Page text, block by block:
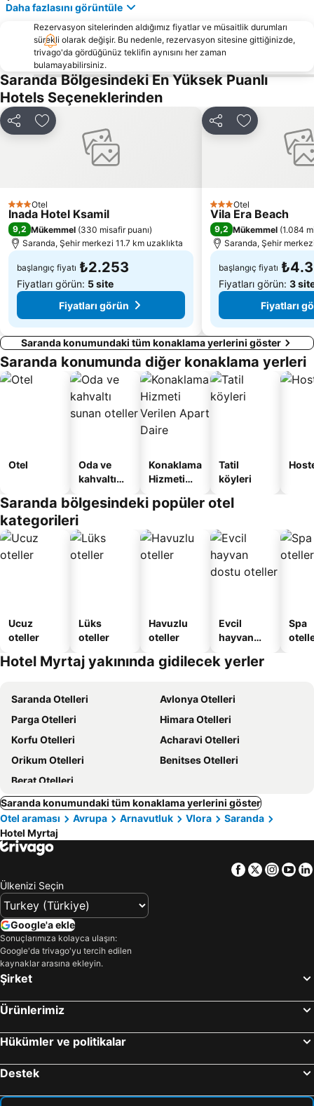
Igoumenitsa
Butrint
Acharavi
Nisaki
Kalaja e Borshit
Kommeno
Sidari
Saint Michael & Saint George Palace
Ionian Academy
Achillion
Traditional Settlement of Kastellani Mesis
Daha fazlasını görüntüle
Rezervasyon sitelerinden aldığımız fiyatlar ve müsaitlik durumları
sürekli olarak değişir. Bu nedenle, rezervasyon sitesine gittiğinizde,
trivago'da gördüğünüz teklifin aynısını her zaman
bulamayabilirsiniz.
Saranda Bölgesindeki En Yüksek Puanlı
Hotels Seçeneklerinden
Paylaş Favorilerime ekle
3 Yıldız
Otel
Inada Hotel Ksamil
9,2 Mükemmel (330 misafir puanı)
Saranda, Şehir merkezi 11.7 km uzaklıkta
başlangıç fiyatı ₺2.253
Fiyatları görün: 5 site
Fiyatları görün
Paylaş Favorilerime
3 Yıldız
Otel
Vila Era Beach
9,2 Mükemmel (1.084
Saranda, Şehir
başlangıç fiyatı
Fiyatları görün: 3
Fiyatları
Saranda konumundaki tüm konaklama yerlerini göster
Saranda konumunda diğer konaklama yerleri
Otel
Oda ve
kahvaltı
oteller
Konaklama
Hizmeti
Apart
Tatil
köyleri
Saranda bölgesindeki popüler otel
kategorileri
Ucuz
oteller
Lüks
oteller
Havuzlu
oteller
Evcil
hayvan
oteller
Spa
Hotel Myrtaj yakınında gidilecek yerler
Saranda Otelleri
Avlonya Otelleri
Parga Otelleri
Himara Otelleri
Korfu Otelleri
Acharavi Otelleri
Orikum Otelleri
Benitses Otelleri
Berat Otelleri
Saranda konumundaki tüm konaklama yerlerini göster
Otel araması
Avrupa Arnavutluk Vlora
Saranda
Hotel Myrtaj
Facebook
Twitter
Ülkenizi Seçin
Google'a ekle
Sonuçlarımıza kolayca ulaşın:
Google'da trivago'yu tercih edilen
kaynaklar arasına ekleyin.
Şirket
Ürünlerimiz
Hükümler ve politikalar
Destek